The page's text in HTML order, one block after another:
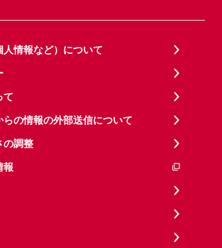
情報など）について
て
の情報の外部送信について
の調整
報